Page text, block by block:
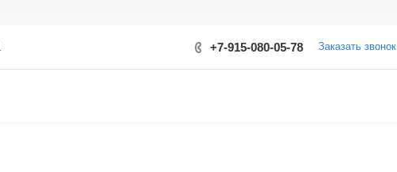
+7-915-080-05-78 Заказать звонок